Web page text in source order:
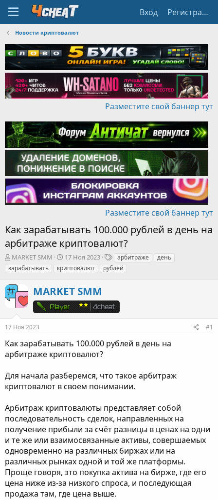
Вход Регистрация
Новости криптовалют
Разместите свой баннер тут
Разместите свой баннер тут
Как зарабатывать 100.000 рублей в день на
арбитраже криптовалют?
А
в
т
о
р
т
м
ы
MARKET SMM
Д
а
т
н
а
ч
а
17 Ноя 2023
Т
е
г
арбитраже
день
зарабатывать
криптовалют рублей
MARKET SMM
17 Ноя 2023 #1
Как зарабатывать 100.000 рублей в день на
арбитраже криптовалют?
Для начала разберемся, что такое арбитраж
криптовалют в своем понимании.
Арбитраж криптовалюты представляет собой
последовательность сделок, направленных на
получение прибыли за счёт разницы в ценах на одни
и те же или взаимосвязанные активы, совершаемых
одновременно на различных биржах или на
различных рынках одной и той же платформы.
Проще говоря, это покупка актива на бирже, где его
цена ниже из-за низкого спроса, и последующая
продажа там, где цена выше.